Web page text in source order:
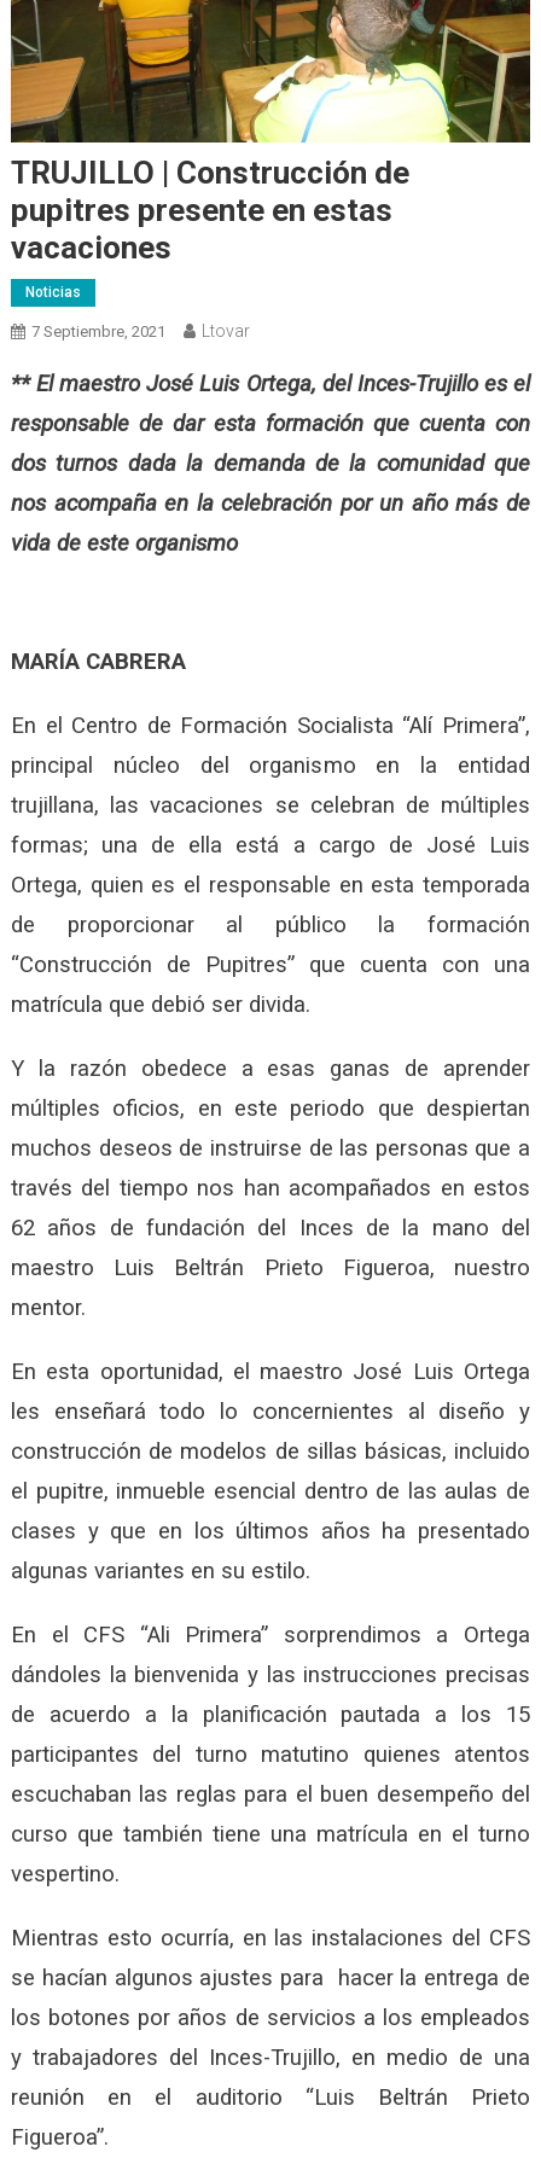
TRUJILLO | Construcción de
pupitres presente en estas
vacaciones
Noticias
7 Septiembre, 2021 Ltovar
** El maestro José Luis Ortega, del Inces-Trujillo es el
responsable de dar esta formación que cuenta con
dos turnos dada la demanda de la comunidad que
nos acompaña en la celebración por un año más de
vida de este organismo
MARÍA CABRERA
En el Centro de Formación Socialista “Alí Primera”,
principal núcleo del organismo en la entidad
trujillana, las vacaciones se celebran de múltiples
formas; una de ella está a cargo de José Luis
Ortega, quien es el responsable en esta temporada
de proporcionar al público la formación
“Construcción de Pupitres” que cuenta con una
matrícula que debió ser divida.
Y la razón obedece a esas ganas de aprender
múltiples oficios, en este periodo que despiertan
muchos deseos de instruirse de las personas que a
través del tiempo nos han acompañados en estos
62 años de fundación del Inces de la mano del
maestro Luis Beltrán Prieto Figueroa, nuestro
mentor.
En esta oportunidad, el maestro José Luis Ortega
les enseñará todo lo concernientes al diseño y
construcción de modelos de sillas básicas, incluido
el pupitre, inmueble esencial dentro de las aulas de
clases y que en los últimos años ha presentado
algunas variantes en su estilo.
En el CFS “Ali Primera” sorprendimos a Ortega
dándoles la bienvenida y las instrucciones precisas
de acuerdo a la planificación pautada a los 15
participantes del turno matutino quienes atentos
escuchaban las reglas para el buen desempeño del
curso que también tiene una matrícula en el turno
vespertino.
Mientras esto ocurría, en las instalaciones del CFS
se hacían algunos ajustes para hacer la entrega de
los botones por años de servicios a los empleados
y trabajadores del Inces-Trujillo, en medio de una
reunión en el auditorio “Luis Beltrán Prieto
Figueroa”.